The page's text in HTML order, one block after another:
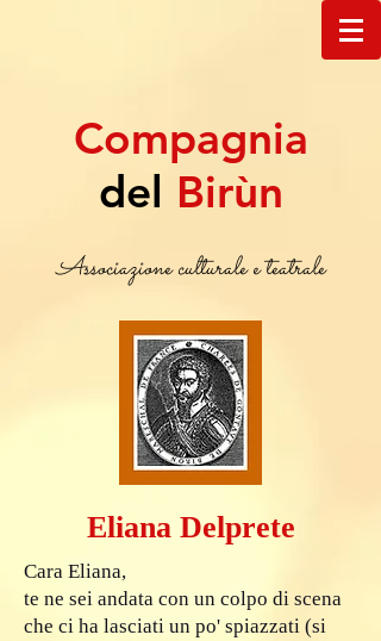
Compagnia
del Birùn
Associazione culturale e teatrale
Eliana Delprete
Cara Eliana,
te ne sei andata con un colpo di scena
che ci ha lasciati un po' spiazzati (si